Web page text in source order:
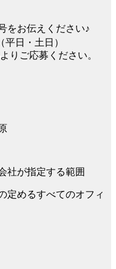
をお伝えください♪
日・土日）
りご応募ください。
社が指定する範囲
定めるすべてのオフィ